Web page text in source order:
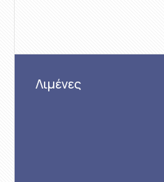
Λιμένες